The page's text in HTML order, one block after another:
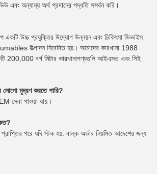
এবং অন্যান্য অর্থ প্রদানের পদ্ধতি সমর্থন করি।
উচ্চ প্রযুক্তির উদ্যোগ উন্নয়ন এবং চিকিৎসা ডিভাইস
উত্পাদন নিবেদিত হয়। আমাদের কারখানা 1988
200,000 বর্গ মিটার কারখানাপণ্যগুলি আইএসও এবং সিই
মুদ্রণ করতে পারি?
সেবা পাওয়া যায়।
পরে যদি স্টক হয়. বাল্ক অর্ডার নিয়মিত আদেশের জন্য